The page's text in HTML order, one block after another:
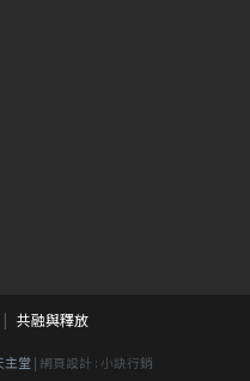
共融與釋放
主堂 | 網頁設計 : 小訣行銷